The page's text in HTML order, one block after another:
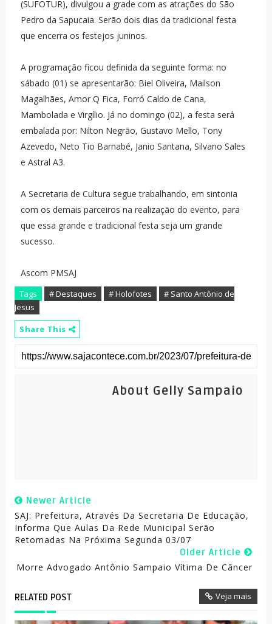
(SUFOTUR), divulgou a grade com as atrações do São
Pedro da Sapucaia. Serão dois dias da tradicional festa
que encerra os festejos juninos.
A programação ficou definida da seguinte forma: no
sábado (01) se apresentarão: Biel Oliveira, Mailson
Magalhães, Amor Q Fica, Forró Caldo de Cana,
Mambolada e Virgílio. Já no domingo (02), a festa será
embalada por: Nilton Negrão, Gustavo Mello, Tony
Azevedo, Neto Tio Barnabé, Janio Santana, Silvano Sales
e Astral A3.
A Secretaria de Cultura segue trabalhando, em sintonia
com os demais parceiros na realização do evento, para
que essa grande e tradicional festa seja um grande
sucesso.
Ascom PMSAJ
Tags # Destaques # Holofotes
# Santo Antônio de
Jesus
Share This
About Gelly Sampaio
Newer Article
SAJ: Prefeitura, Através Da Secretaria De Educação,
Informa Que Aulas Da Rede Municipal Serão
Retomadas Na Próxima Segunda 03/07
Older Article
Morre Advogado Antônio Sampaio Vítima De Câncer
RELATED POST Veja mais